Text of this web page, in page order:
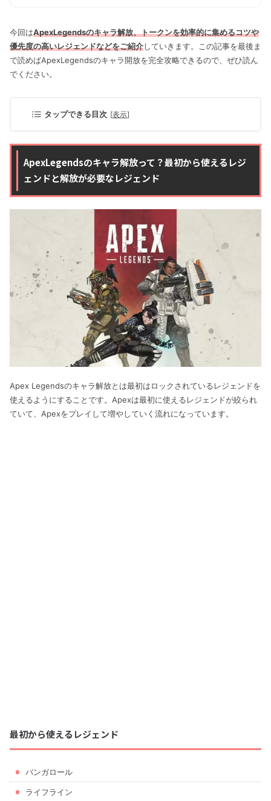
今回はApexLegendsのキャラ解放、トークンを効率的に集めるコツや
優先度の高いレジェンドなどをご紹介していきます。この記事を最後ま
で読めばApexLegendsのキャラ開放を完全攻略できるので、ぜひ読ん
でください。
タップできる目次 [表示]
ApexLegendsのキャラ解放って？最初から使えるレジ
ェンドと解放が必要なレジェンド
Apex Legendsのキャラ解放とは最初はロックされているレジェンドを
使えるようにすることです。Apexは最初に使えるレジェンドが絞られ
ていて、Apexをプレイして増やしていく流れになっています。
最初から使えるレジェンド
バンガロール
ライフライン